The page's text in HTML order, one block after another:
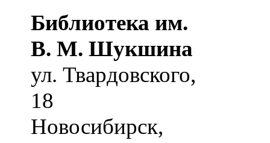
Библиотека им.
В. М. Шукшина
ул. Твардовского,
18
Новосибирск,